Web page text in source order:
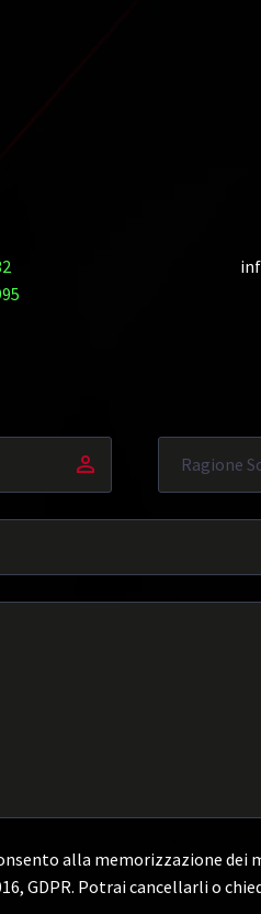
alla memorizzazione dei
GDPR. Potrai cancellarli o